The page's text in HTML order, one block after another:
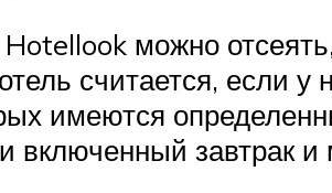
можно
считается, если у
имеются
завтрак и